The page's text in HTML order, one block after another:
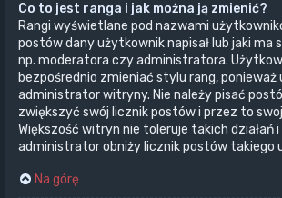
Co to jest ranga i jak można ją zmienić?
Rangi wyświetlane pod nazwami
postów dany użytkownik napisał lub jaki ma
np. moderatora czy administratora.
bezpośrednio zmieniać stylu rang, ponieważ
administrator witryny. Nie należy pisać
zwiększyć swój licznik postów i przez to
Większość witryn nie toleruje takich działań
administrator obniży licznik postów takiego
Na górę